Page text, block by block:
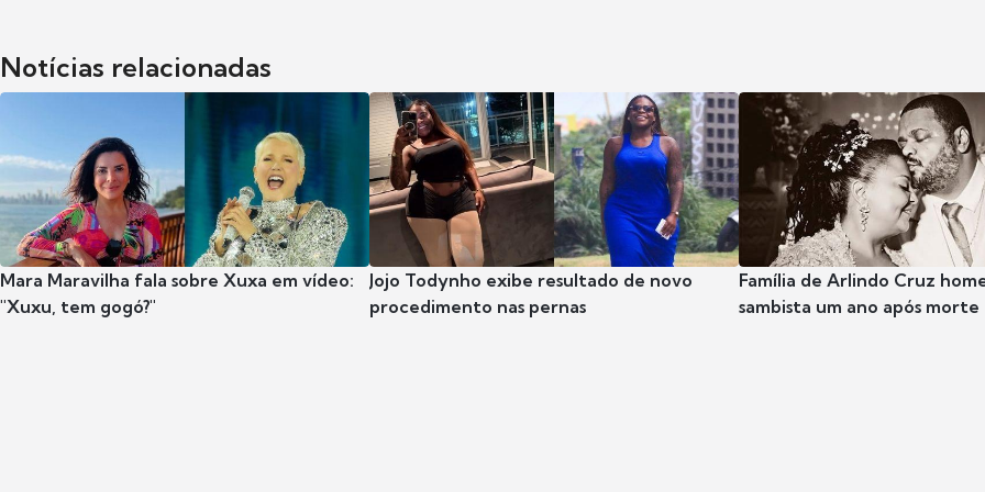
Notícias relacionadas
Mara Maravilha fala sobre Xuxa em vídeo:
"Xuxu, tem gogó?"
Jojo Todynho exibe resultado de novo
procedimento nas pernas
Família de Arlindo Cruz
sambista um ano após morte